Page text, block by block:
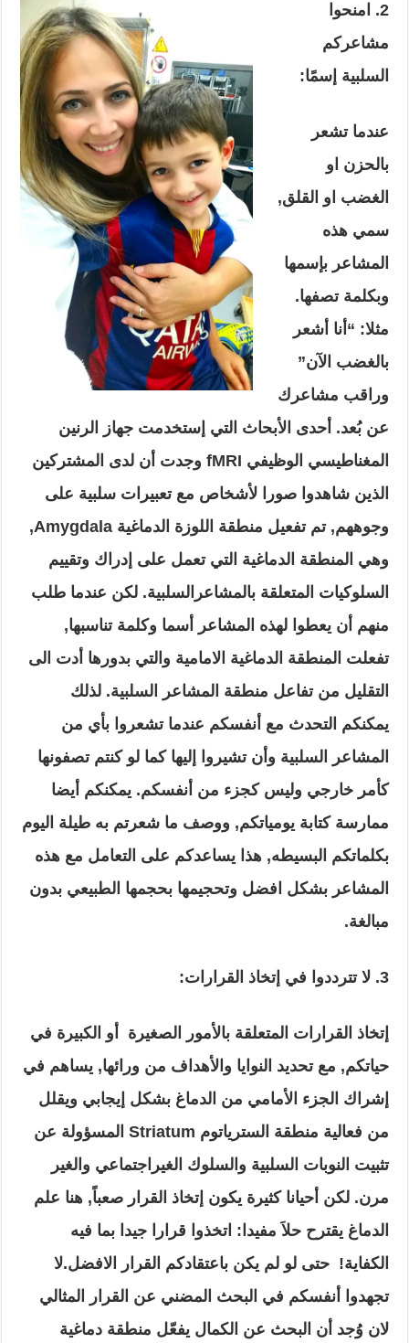
2. امنحوا
مشاعركم
السلبية إسمًا:
عندما تشعر
بالحزن او
الغضب او القلق,
سمي هذه
المشاعر بإسمها
وبكلمة تصفها.
مثلا: “أنا أشعر
بالغضب الآن”
وراقب مشاعرك
عن بُعد. أحدى الأبحاث التي إستخدمت جهاز الرنين
المغناطيسي الوظيفي fMRI وجدت أن لدى المشتركين
الذين شاهدوا صورا لأشخاص مع تعبيرات سلبية على
وجوههم, تم تفعيل منطقة اللوزة الدماغية Amygdala,
وهي المنطقة الدماغية التي تعمل على إدراك وتقييم
السلوكيات المتعلقة بالمشاعرالسلبية. لكن عندما طلب
منهم أن يعطوا لهذه المشاعر أسما وكلمة تناسبها,
تفعلت المنطقة الدماغية الامامية والتي بدورها أدت الى
التقليل من تفاعل منطقة المشاعر السلبية. لذلك
يمكنكم التحدث مع أنفسكم عندما تشعروا بأي من
المشاعر السلبية وأن تشيروا إليها كما لو كنتم تصفونها
كأمر خارجي وليس كجزء من أنفسكم. يمكنكم أيضا
ممارسة كتابة يومياتكم, ووصف ما شعرتم به طيلة اليوم
بكلماتكم البسيطه, هذا يساعدكم على التعامل مع هذه
المشاعر بشكل افضل وتحجيمها بحجمها الطبيعي بدون
مبالغة.
3. لا تترددوا في إتخاذ القرارات:
إتخاذ القرارات المتعلقة بالأمور الصغيرة أو الكبيرة في
حياتكم, مع تحديد النوايا والأهداف من ورائها, يساهم في
إشراك الجزء الأمامي من الدماغ بشكل إيجابي ويقلل
من فعالية منطقة السترياتوم Striatum المسؤولة عن
تثبيت النوبات السلبية والسلوك الغيراجتماعي والغير
مرن. لكن أحيانا كثيرة يكون إتخاذ القرار صعباً, هنا علم
الدماغ يقترح حلاَ مفيدا: اتخذوا قرارا جيدا بما فيه
الكفاية! حتى لو لم يكن باعتقادكم القرار الافضل.لا
تجهدوا أنفسكم في البحث المضني عن القرار المثالي
لان وُجد أن البحث عن الكمال يفعّل منطقة دماغية